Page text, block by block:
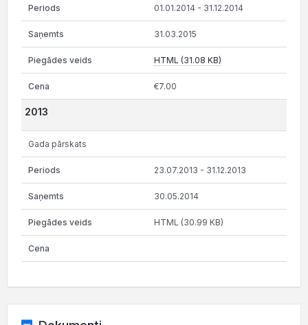
01.01.2014 - 31.12.2014
31.03.2015
HTML (31.08 KB)
€7.00
2013
Gada pārskats
23.07.2013 - 31.12.2013
30.05.2014
HTML (30.99 KB)